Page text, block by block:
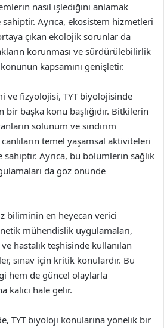
nasıl işlediğini anlamak
Ayrıca, ekosistem hizmetleri
çıkan ekolojik sorunlar da
korunması ve sürdürülebilirlik
kapsamını genişletir.
ve fizyolojisi, TYT biyolojisinde
başka konu başlığıdır. Bitkilerin
solunum ve sindirim
temel yaşamsal aktiviteleri
Ayrıca, bu bölümlerin sağlık
da göz önünde
biliminin en heyecan verici
mühendislik uygulamaları,
hastalık teşhisinde kullanılan
sınav için kritik konulardır. Bu
hem de güncel olaylarla
kalıcı hale gelir.
TYT biyoloji konularına yönelik bir